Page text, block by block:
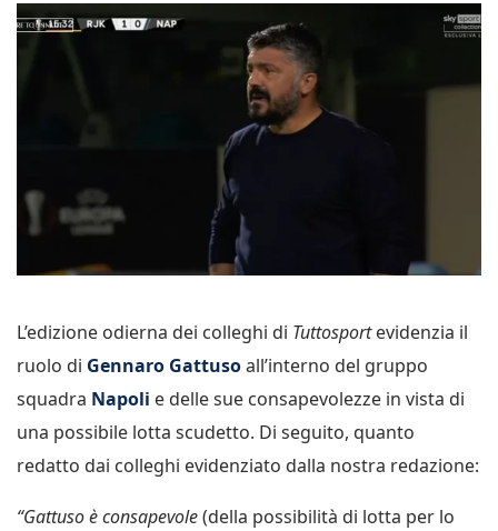
L’edizione odierna dei colleghi di Tuttosportevidenzia il
ruolo di Gennaro Gattusoall’interno del gruppo
squadra Napoli e delle sue consapevolezze in vista di
una possibile lotta scudetto. Di seguito, quanto
redatto dai colleghi evidenziato dalla nostra redazione:
“Gattuso è consapevole(della possibilità di lotta per lo